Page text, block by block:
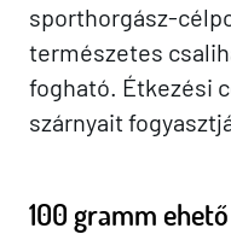
sporthorgász-
természetes
fogható. Étkezési
szárnyait
100 gramm